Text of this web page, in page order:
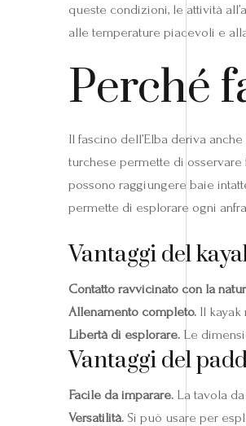
queste condizioni, le attività
alle temperature piacevoli e
Perché
Il fascino dell’Elba deriva
turchese permette di
possono raggiungere baie
permette di esplorare ogni
Vantaggi del
Contatto ravvicinato con la
Allenamento completo. Il
Libertà di esplorare. Le
Vantaggi del
Facile da imparare. La tavola
Versatilità. Si può usare per